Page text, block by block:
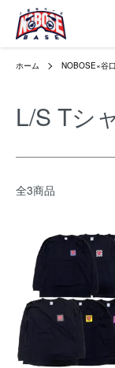
ホーム NOBOSE×谷
L/S Tシ
全3商品